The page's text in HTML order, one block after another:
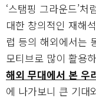
‘스탬핑 그라운드’
대한 창의적인 재해
럽 등의 해외에서는
모티브로 많이 활용
해외 무대에서 본 우
에 나가보니 큰 기대